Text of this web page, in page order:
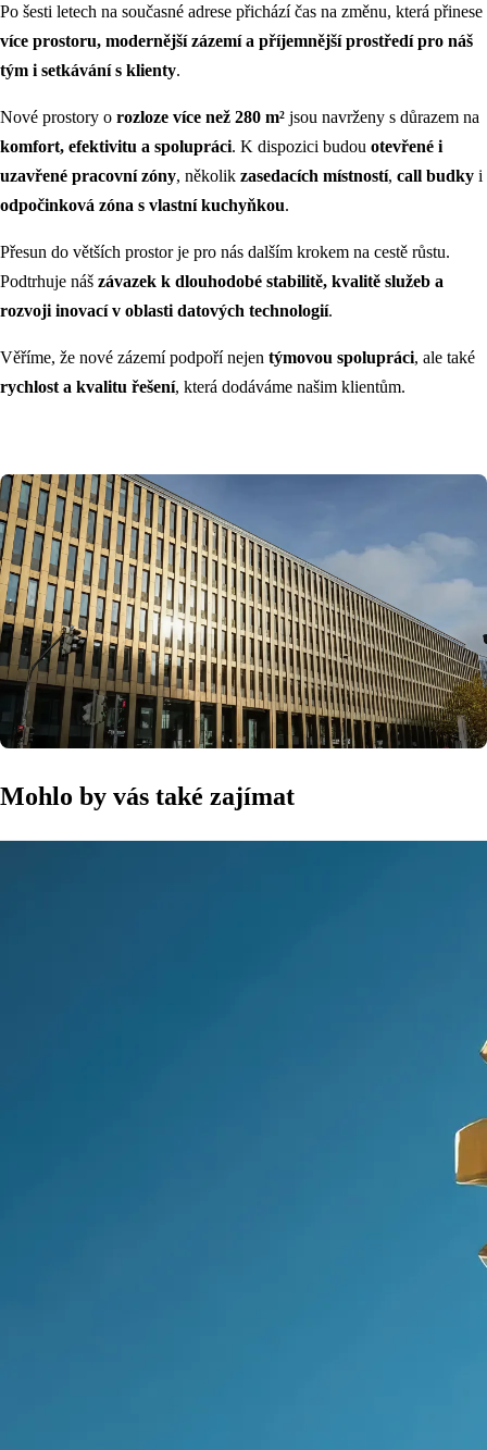
Po šesti letech na současné adrese přichází čas na změnu, která přinese
více prostoru, modernější zázemí a příjemnější prostředí pro náš
tým i setkávání s klienty.
Nové prostory o rozloze více než 280 m² jsou navrženy s důrazem na
komfort, efektivitu a spolupráci. K dispozici budou otevřené i
uzavřené pracovní zóny, několik zasedacích místností, call budky i
odpočinková zóna s vlastní kuchyňkou.
Přesun do větších prostor je pro nás dalším krokem na cestě růstu.
Podtrhuje náš závazek k dlouhodobé stabilitě, kvalitě služeb a
rozvoji inovací v oblasti datových technologií.
Věříme, že nové zázemí podpoří nejen týmovou spolupráci, ale také
rychlost a kvalitu řešení, která dodáváme našim klientům.
Mohlo by vás také zajímat